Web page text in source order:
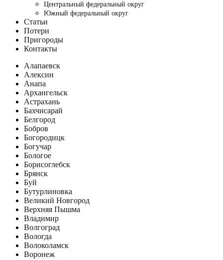
Центральный федеральный округ
Южный федеральный округ
Статьи
Потери
Пригороды
Контакты
Алапаевск
Алексин
Анапа
Архангельск
Астрахань
Бахчисарай
Белгород
Бобров
Богородицк
Богучар
Бологое
Борисоглебск
Брянск
Буй
Бутурлиновка
Великий Новгород
Верхняя Пышма
Владимир
Волгоград
Вологда
Волоколамск
Воронеж